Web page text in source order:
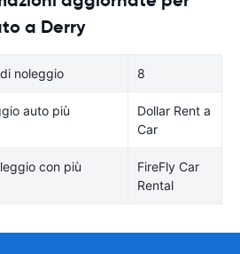
a Derry
noleggio 8
auto più
Dollar Rent a
Car
con più
FireFly Car
Rental